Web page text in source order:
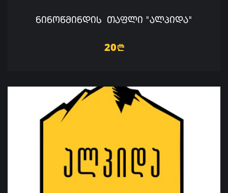
ᲜᲘᲜᲝᲬᲛᲘᲜᲓᲘᲡ ᲗᲐᲤᲚᲘ "ᲐᲚᲞᲘᲓᲐ"
20n